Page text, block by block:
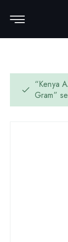
“Kenya
Gram”